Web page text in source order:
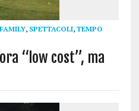
FAMILY, SPETTACOLI, TEMPO
“low cost”, ma